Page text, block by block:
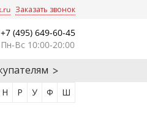
Заказать звонок
+7 (495) 649-60-45
Пн-Вс 10:00-20:00
Н Р У Ф Ш